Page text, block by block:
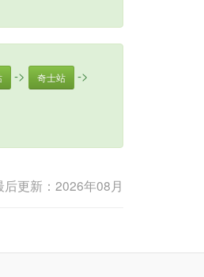
-> 奇士站 ->
后更新：2026年08月